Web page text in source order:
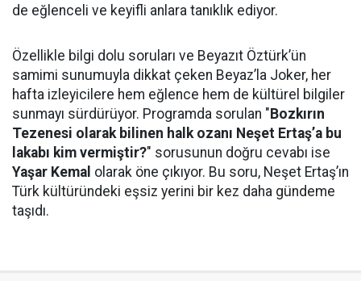
de eğlenceli ve keyifli anlara tanıklık ediyor.
Özellikle bilgi dolu soruları ve Beyazıt Öztürk’ün
samimi sunumuyla dikkat çeken Beyaz’la Joker, her
hafta izleyicilere hem eğlence hem de kültürel bilgiler
sunmayı sürdürüyor. Programda sorulan " Bozkırın
Tezenesi olarak bilinen halk ozanı Neşet Ertaş’a bu
lakabı kim vermiştir?" sorusunun doğru cevabı ise
Yaşar Kemal olarak öne çıkıyor. Bu soru, Neşet Ertaş’ın
Türk kültüründeki eşsiz yerini bir kez daha gündeme
taşıdı.